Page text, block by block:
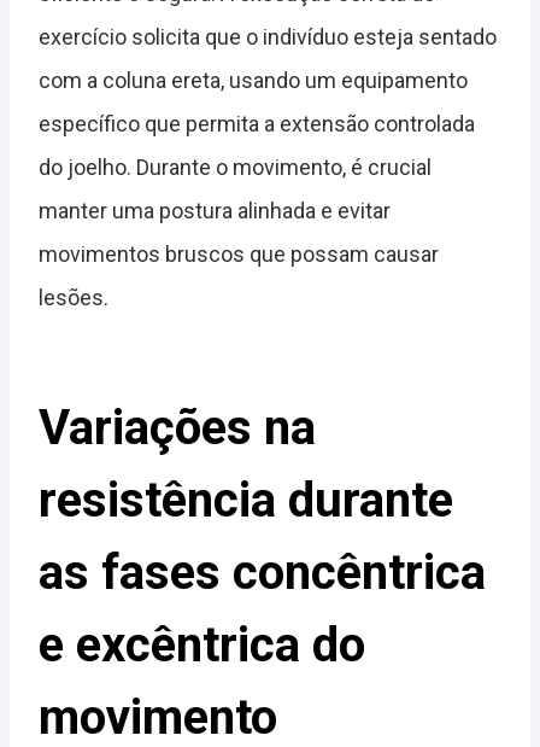
exercício solicita que o indivíduo esteja sentado
com a coluna ereta, usando um equipamento
específico que permita a extensão controlada
do joelho. Durante o movimento, é crucial
manter uma postura alinhada e evitar
movimentos bruscos que possam causar
lesões.
Variações na
resistência durante
as fases concêntrica
e excêntrica do
movimento